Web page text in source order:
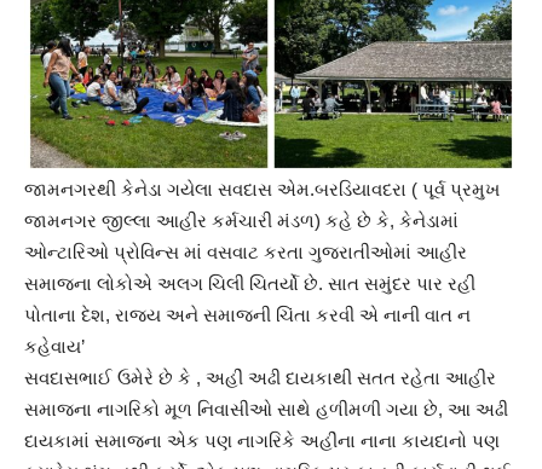
જામનગરથી કેનેડા ગયેલા સવદાસ એમ.બરડિયાવદરા ( પૂર્વ પ્રમુખ
જામનગર જીલ્લા આહીર કર્મચારી મંડળ) કહે છે કે, કેનેડામાં
ઓન્ટારિઓ પ્રોવિન્સ માં વસવાટ કરતા ગુજરાતીઓમાં આહીર
સમાજના લોકોએ અલગ ચિલી ચિતર્યો છે. સાત સમુંદર પાર રહી
પોતાના દેશ, રાજ્ય અને સમાજની ચિંતા કરવી એ નાની વાત ન
કહેવાય’
સવદાસભાઈ ઉમેરે છે કે , અહીં અઢી દાયકાથી સતત રહેતા આહીર
સમાજના નાગરિકો મૂળ નિવાસીઓ સાથે હળીમળી ગયા છે, આ અઢી
દાયકામાં સમાજના એક પણ નાગરિકે અહીંના નાના કાયદાનો પણ